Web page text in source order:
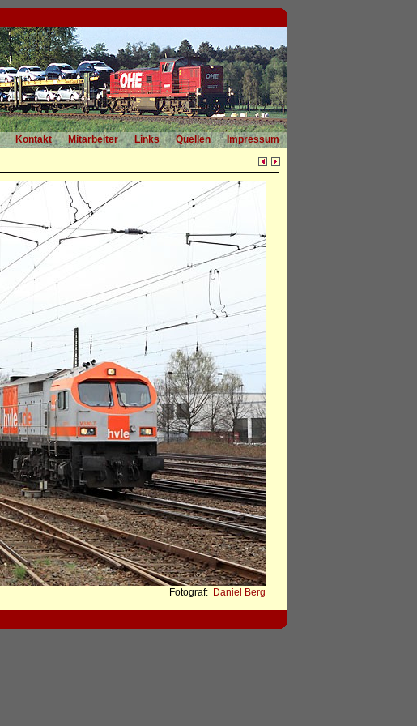
Kontakt Mitarbeiter Links Quellen
Impressum
Fotograf: Daniel Berg